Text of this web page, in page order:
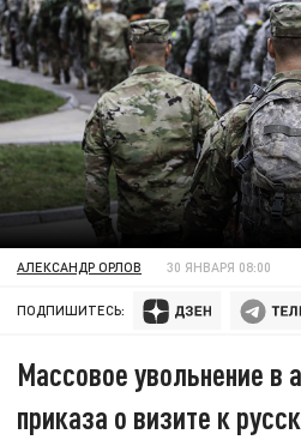
АЛЕКСАНДР ОРЛОВ 30 ЯНВАРЯ 08:00
ПОДПИШИТЕСЬ:
Массовое увольнение
приказа о визите к